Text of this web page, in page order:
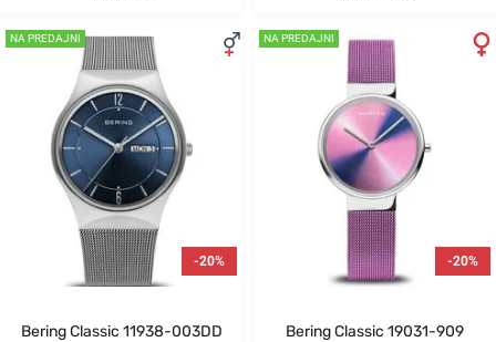
NA PREDAJNI
-20%
Bering Classic 11938-003DD
NA PREDAJNI
-20%
Bering Classic 19031-909